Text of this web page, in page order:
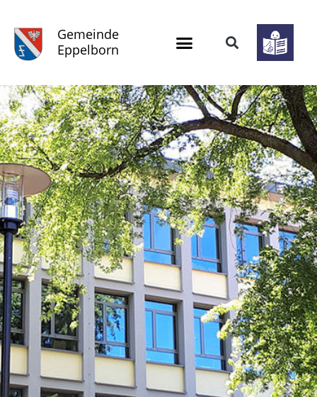
Gemeinde
Eppelborn